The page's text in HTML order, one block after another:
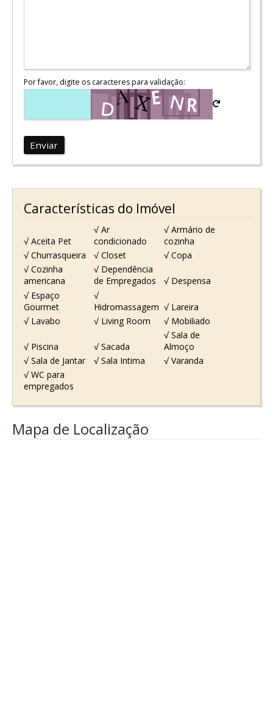
Por favor, digite os caracteres para validação:
Enviar
Características do Imóvel
√ Aceita Pet
√ Ar
condicionado
√ Armário de
cozinha
√ Churrasqueira
√ Closet
√ Copa
√ Cozinha
americana
√ Dependência
de Empregados
√ Despensa
√ Espaço
Gourmet
√
Hidromassagem √ Lareira
√ Lavabo
√ Living Room √ Mobiliado
√ Piscina √ Sacada
√ Sala de
Almoço
√ Sala de Jantar
√ Sala Intima
√ Varanda
√ WC para
empregados
Mapa de Localização